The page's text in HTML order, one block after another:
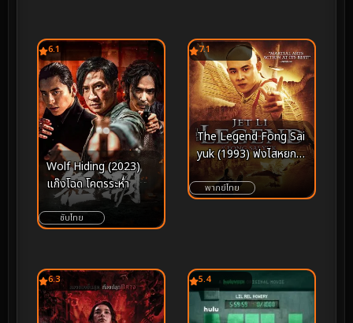
6.1
Wolf Hiding (2023)
แก๊งโฉด โคตรระห่ำ
ซับไทย
7.1
The Legend Fong Sai
yuk (1993) ฟงไสหยก สู้
บนหัวคน
พากย์ไทย
6.3 5.4